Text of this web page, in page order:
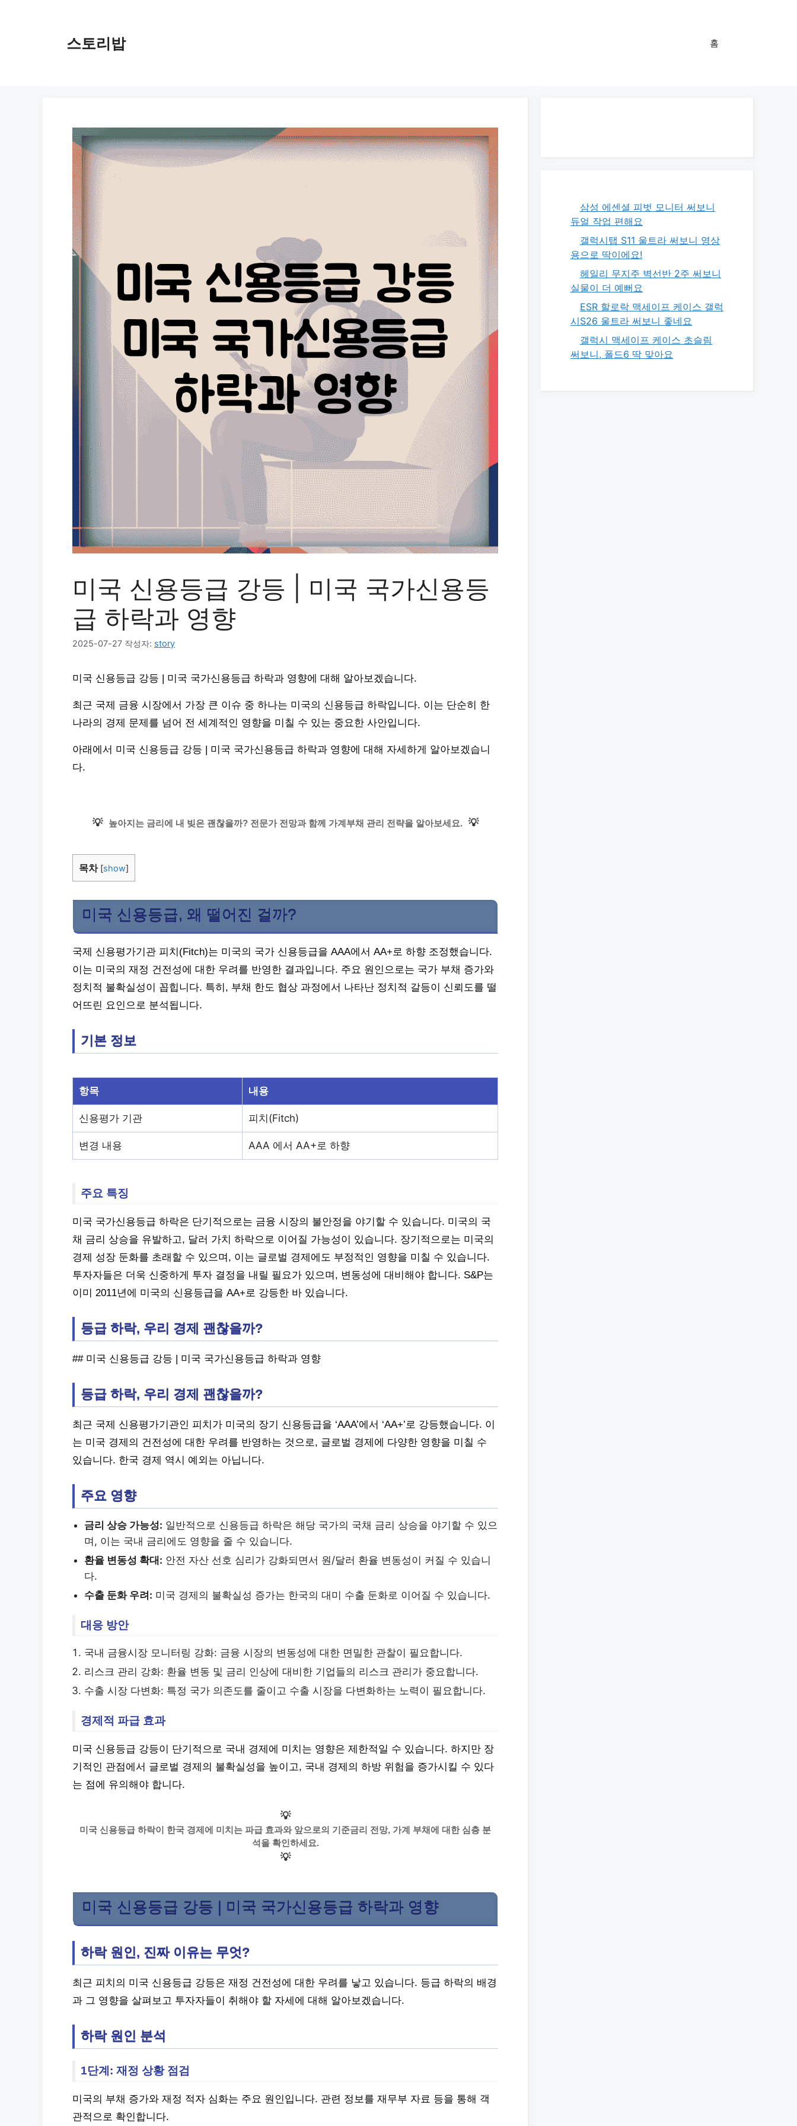
스토리밥 홈
미국 신용등급 강등 | 미국 국가신용등
급 하락과 영향
2025-07-27 작성자: story
미국 신용등급 강등 | 미국 국가신용등급 하락과 영향에 대해 알아보겠습니다.
최근 국제 금융 시장에서 가장 큰 이슈 중 하나는 미국의 신용등급 하락입니다. 이는 단순히 한
나라의 경제 문제를 넘어 전 세계적인 영향을 미칠 수 있는 중요한 사안입니다.
아래에서 미국 신용등급 강등 | 미국 국가신용등급 하락과 영향에 대해 자세하게 알아보겠습니
다.
💡 높아지는 금리에 내 빚은 괜찮을까? 전문가 전망과 함께 가계부채 관리 전략을 알아보세요. 💡
목차 [show]
미국 신용등급, 왜 떨어진 걸까?
국제 신용평가기관 피치(Fitch)는 미국의 국가 신용등급을 AAA에서 AA+로 하향 조정했습니다.
이는 미국의 재정 건전성에 대한 우려를 반영한 결과입니다. 주요 원인으로는 국가 부채 증가와
정치적 불확실성이 꼽힙니다. 특히, 부채 한도 협상 과정에서 나타난 정치적 갈등이 신뢰도를 떨
어뜨린 요인으로 분석됩니다.
기본 정보
항목 내용
신용평가 기관 피치(Fitch)
변경 내용 AAA 에서 AA+로 하향
주요 특징
미국 국가신용등급 하락은 단기적으로는 금융 시장의 불안정을 야기할 수 있습니다. 미국의 국
채 금리 상승을 유발하고, 달러 가치 하락으로 이어질 가능성이 있습니다. 장기적으로는 미국의
경제 성장 둔화를 초래할 수 있으며, 이는 글로벌 경제에도 부정적인 영향을 미칠 수 있습니다.
투자자들은 더욱 신중하게 투자 결정을 내릴 필요가 있으며, 변동성에 대비해야 합니다. S&P는
이미 2011년에 미국의 신용등급을 AA+로 강등한 바 있습니다.
등급 하락, 우리 경제 괜찮을까?
## 미국 신용등급 강등 | 미국 국가신용등급 하락과 영향
등급 하락, 우리 경제 괜찮을까?
최근 국제 신용평가기관인 피치가 미국의 장기 신용등급을 ‘AAA’에서 ‘AA+’로 강등했습니다. 이
는 미국 경제의 건전성에 대한 우려를 반영하는 것으로, 글로벌 경제에 다양한 영향을 미칠 수
있습니다. 한국 경제 역시 예외는 아닙니다.
주요 영향
금리 상승 가능성: 일반적으로 신용등급 하락은 해당 국가의 국채 금리 상승을 야기할 수 있으
며, 이는 국내 금리에도 영향을 줄 수 있습니다.
환율 변동성 확대: 안전 자산 선호 심리가 강화되면서 원/달러 환율 변동성이 커질 수 있습니
다.
수출 둔화 우려: 미국 경제의 불확실성 증가는 한국의 대미 수출 둔화로 이어질 수 있습니다.
대응 방안
국내 금융시장 모니터링 강화: 금융 시장의 변동성에 대한 면밀한 관찰이 필요합니다.
리스크 관리 강화: 환율 변동 및 금리 인상에 대비한 기업들의 리스크 관리가 중요합니다.
수출 시장 다변화: 특정 국가 의존도를 줄이고 수출 시장을 다변화하는 노력이 필요합니다.
경제적 파급 효과
미국 신용등급 강등이 단기적으로 국내 경제에 미치는 영향은 제한적일 수 있습니다. 하지만 장
기적인 관점에서 글로벌 경제의 불확실성을 높이고, 국내 경제의 하방 위험을 증가시킬 수 있다
는 점에 유의해야 합니다.
💡
미국 신용등급 하락이 한국 경제에 미치는 파급 효과와 앞으로의 기준금리 전망, 가계 부채에 대한 심층 분
석을 확인하세요.
💡
미국 신용등급 강등 | 미국 국가신용등급 하락과 영향
하락 원인, 진짜 이유는 무엇?
최근 피치의 미국 신용등급 강등은 재정 건전성에 대한 우려를 낳고 있습니다. 등급 하락의 배경
과 그 영향을 살펴보고 투자자들이 취해야 할 자세에 대해 알아보겠습니다.
하락 원인 분석
1단계: 재정 상황 점검
미국의 부채 증가와 재정 적자 심화는 주요 원인입니다. 관련 정보를 재무부 자료 등을 통해 객
관적으로 확인합니다.
삼성 에센셜 피벗 모니터 써보니
듀얼 작업 편해요
갤럭시탭 S11 울트라 써보니 영상
용으로 딱이에요!
헤일리 무지주 벽선반 2주 써보니
실물이 더 예뻐요
ESR 할로락 맥세이프 케이스 갤럭
시S26 울트라 써보니 좋네요
갤럭시 맥세이프 케이스 초슬림
써보니, 폴드6 딱 맞아요